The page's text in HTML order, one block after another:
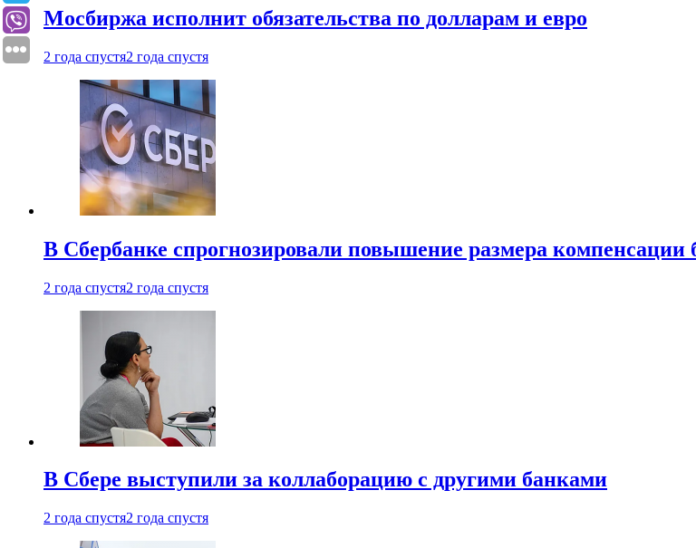
Мосбиржа исполнит обязательства по долларам и евро
2 года спустя2 года спустя
В Сбербанке спрогнозировали повышение размера компенсации
2 года спустя2 года спустя
В Сбере выступили за коллаборацию с другими банками
2 года спустя2 года спустя